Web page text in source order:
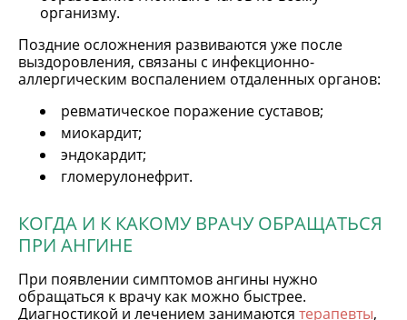
организму.
Поздние осложнения развиваются уже после
выздоровления, связаны с инфекционно-
аллергическим воспалением отдаленных органов:
ревматическое поражение суставов;
миокардит;
эндокардит;
гломерулонефрит.
КОГДА И К КАКОМУ ВРАЧУ ОБРАЩАТЬСЯ
ПРИ АНГИНЕ
При появлении симптомов ангины нужно
обращаться к врачу как можно быстрее.
Диагностикой и лечением занимаются терапевты,